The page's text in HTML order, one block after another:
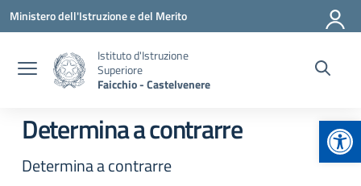
Vai ai contenuti
Vai al menu di navigazione
Vai al footer
Ministero dell'Istruzione e del Merito
Istituto d'Istruzione
Superiore
Faicchio - Castelvenere
Determina a contrarre
Determina a contrarre